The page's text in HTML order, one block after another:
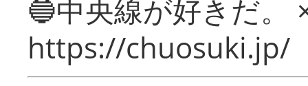
🔵中央線が好きだ。
https://chuosuki.jp/